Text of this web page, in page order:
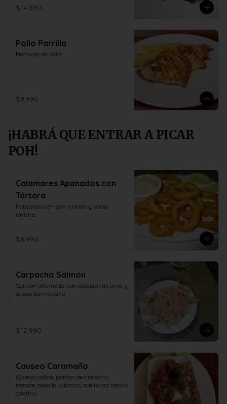
$14.990
Pollo Parrilla
Pechuga de pollo
$9.990
¡HABRÁ QUE ENTRAR A PICAR
POH!
Calamares Apanados con
Tártara
Rebozados en pan rallado y salsa
tártara
$8.990
Carpacho Salmón
Salmón ahumado, con alcaparras oliva y
queso parmesano
$12.990
Causeo Caramaño
(Queso cabra, patitas de chancho,
tomate, cebolla, cilantro, aceitunas todo a
cuadro)